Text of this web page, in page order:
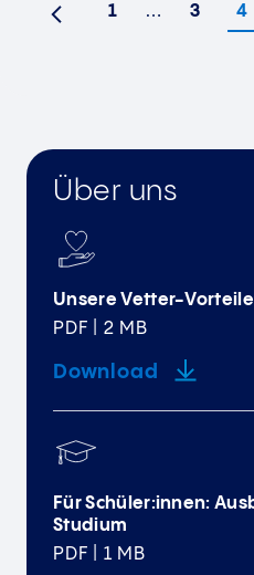
Vorherige
1 … 3 4
Über uns
Unsere Vetter-
PDF | 2 MB
Download
Für Schüler:innen:
Studium
PDF | 1 MB